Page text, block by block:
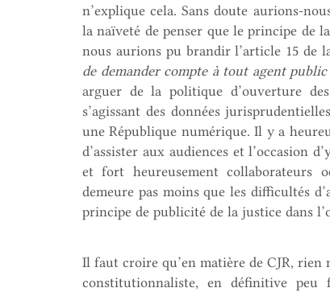
n’explique cela. Sans doute aurions-
la naïveté de penser que le principe de
nous aurions pu brandir l’article 15 de
de demander compte à tout agent
arguer de la politique d’ouverture
s’agissant des données
une République numérique. Il y a
d’assister aux audiences et l’occasion
et fort heureusement collaborateurs
demeure pas moins que les difficultés
principe de publicité de la justice dans
Il faut croire qu’en matière de CJR, rien
constitutionnaliste, en définitive peu